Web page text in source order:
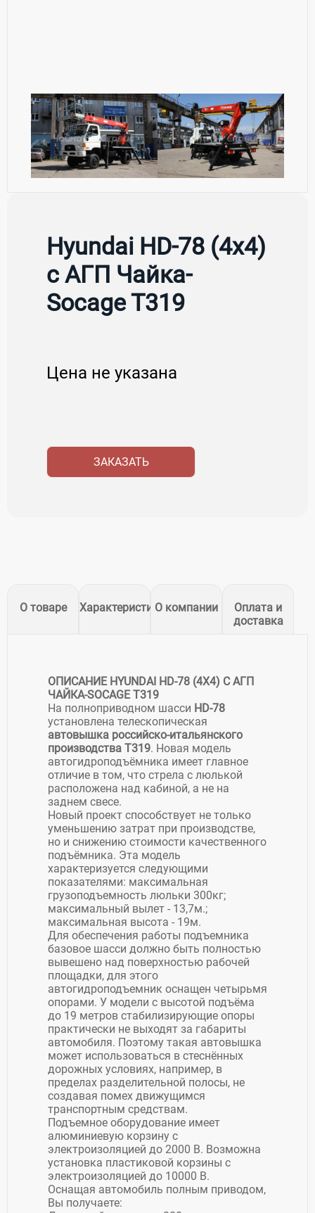
Hyundai HD-78 (4x4)
c АГП Чайка-
Socage T319
Цена не указана
ЗАКАЗАТЬ
О товаре ХарактеристикиО компании
Оплата и
доставка
ОПИСАНИЕ HYUNDAI HD-78 (4X4) C АГП
ЧАЙКА-SOCAGE T319
На полноприводном шасси HD-78
установлена телескопическая
автовышка российско-итальянского
производства T319. Новая модель
автогидроподъёмника имеет главное
отличие в том, что стрела с люлькой
расположена над кабиной, а не на
заднем свесе.
Новый проект способствует не только
уменьшению затрат при производстве,
но и снижению стоимости качественного
подъёмника. Эта модель
характеризуется следующими
показателями: максимальная
грузоподъемность люльки 300кг;
максимальный вылет - 13,7м.;
максимальная высота - 19м.
Для обеспечения работы подъемника
базовое шасси должно быть полностью
вывешено над поверхностью рабочей
площадки, для этого
автогидроподъемник оснащен четырьмя
опорами. У модели с высотой подъёма
до 19 метров стабилизирующие опоры
практически не выходят за габариты
автомобиля. Поэтому такая автовышка
может использоваться в стеснённых
дорожных условиях, например, в
пределах разделительной полосы, не
создавая помех движущимся
транспортным средствам.
Подъемное оборудование имеет
алюминиевую корзину с
электроизоляцией до 2000 В. Возможна
установка пластиковой корзины с
электроизоляцией до 10000 В.
Оснащая автомобиль полным приводом,
Вы получаете: